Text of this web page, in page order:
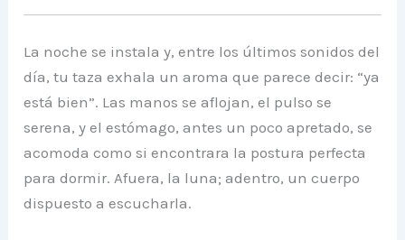
La noche se instala y, entre los últimos sonidos del
día, tu taza exhala un aroma que parece decir: “ya
está bien”. Las manos se aflojan, el pulso se
serena, y el estómago, antes un poco apretado, se
acomoda como si encontrara la postura perfecta
para dormir. Afuera, la luna; adentro, un cuerpo
dispuesto a escucharla.